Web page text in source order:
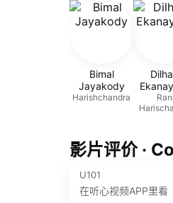
Bimal
Jayakody
Harishchandra
Rani
影片评价 ·
U101
在听心视频APP里看